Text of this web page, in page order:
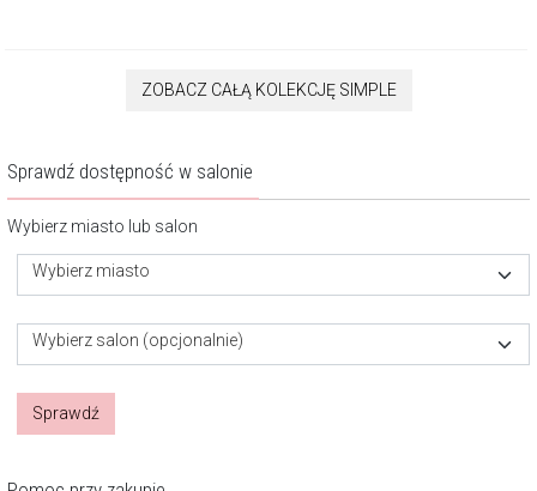
ZOBACZ CAŁĄ KOLEKCJĘ SIMPLE
Sprawdź dostępność w salonie
Wybierz miasto lub salon
Wybierz miasto
Wybierz salon (opcjonalnie)
Sprawdź